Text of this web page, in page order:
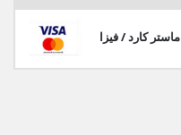
ماستر كارد / فيزا